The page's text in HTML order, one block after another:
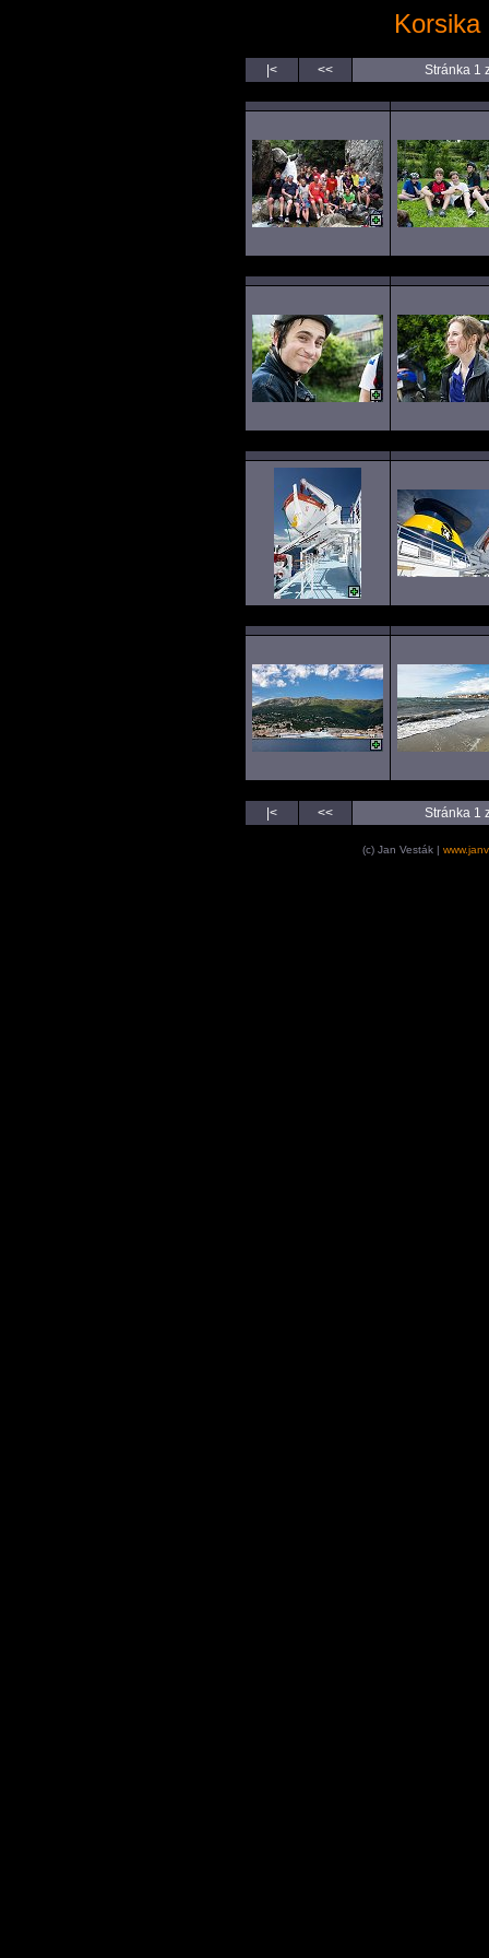
Korsika
|< << Stránka 1
|< << Stránka 1
(c) Jan Vesták |